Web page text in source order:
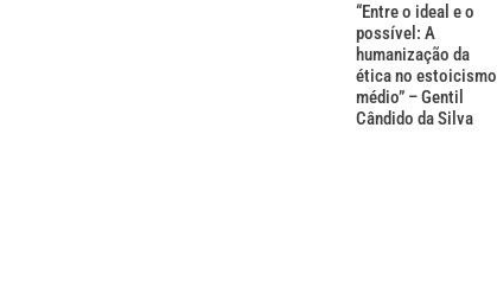
“Entre o ideal e o
possível: A
humanização da
ética no estoicismo
médio” – Gentil
Cândido da Silva